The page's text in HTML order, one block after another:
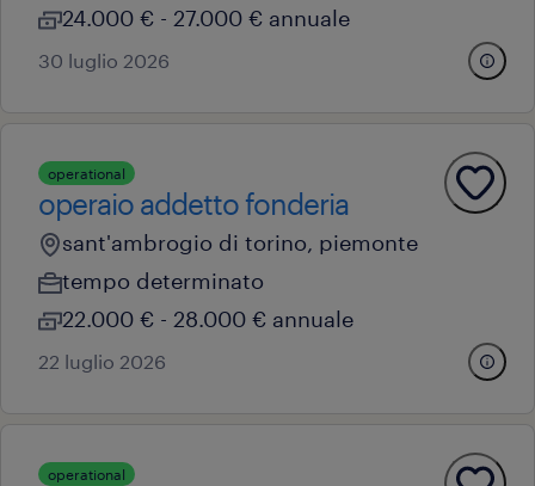
24.000 € - 27.000 € annuale
30 luglio 2026
operational
operaio addetto fonderia
sant'ambrogio di torino, piemonte
tempo determinato
22.000 € - 28.000 € annuale
22 luglio 2026
operational